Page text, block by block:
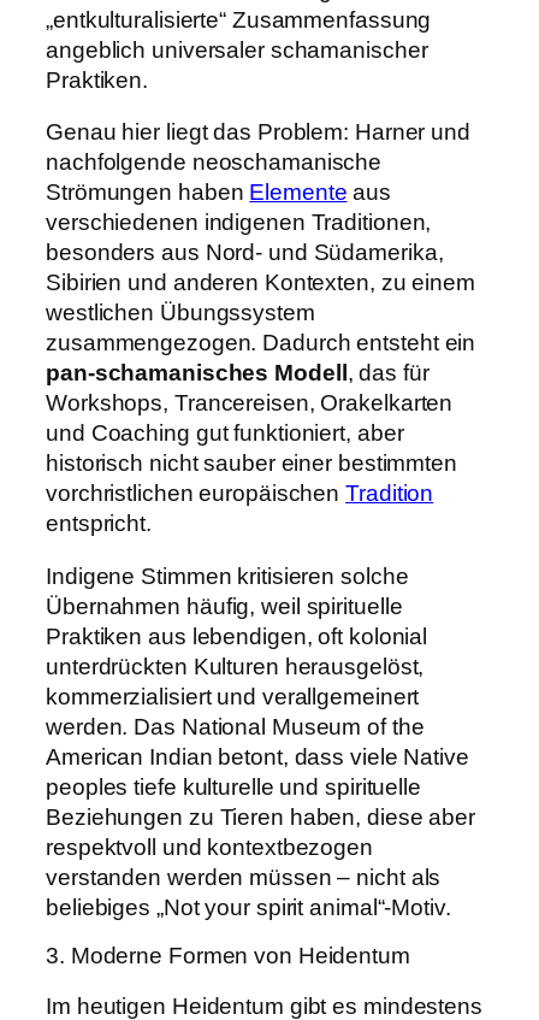
„entkulturalisierte“ Zusammenfassung
angeblich universaler schamanischer
Praktiken.
Genau hier liegt das Problem: Harner und
nachfolgende neoschamanische
Strömungen haben Elemente aus
verschiedenen indigenen Traditionen,
besonders aus Nord- und Südamerika,
Sibirien und anderen Kontexten, zu einem
westlichen Übungssystem
zusammengezogen. Dadurch entsteht ein
pan-schamanisches Modell , das für
Workshops, Trancereisen, Orakelkarten
und Coaching gut funktioniert, aber
historisch nicht sauber einer bestimmten
vorchristlichen europäischenTradition
entspricht.
Indigene Stimmen kritisieren solche
Übernahmen häufig, weil spirituelle
Praktiken aus lebendigen, oft kolonial
unterdrückten Kulturen herausgelöst,
kommerzialisiert und verallgemeinert
werden. Das National Museum of the
American Indian betont, dass viele Native
peoples tiefe kulturelle und spirituelle
Beziehungen zu Tieren haben, diese aber
respektvoll und kontextbezogen
verstanden werden müssen – nicht als
beliebiges „Not your spirit animal“-Motiv.
3. Moderne Formen von Heidentum
Im heutigen Heidentum gibt es mindestens